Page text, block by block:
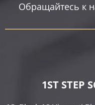
Обращайтесь к
1ST STEP